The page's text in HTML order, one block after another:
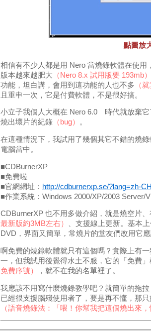
點圖放
相信有不少人都是用 Nero 當燒錄軟體在使
版本越來越肥大 （Nero 8.x 試用版要 193mb）
功能，坦白講，會用到這功能的人也不多 （
且重申一次，它是付費軟體，不是很好搞。
小立子我個人大概在 Nero 6.0 時代就放棄
燒出壞片的紀錄 （bug） 。
在這種情況下，我試用了幾個其它不錯的燒
電腦當中。
■CDBurnerXP
■免費啦
■官網網址： http://cdburnerxp.se/?lang=zh-
■作業系統：Windows 2000/XP/2003 Server/
CDBurnerXP 也不用多做介紹，就是燒空片
最新版約3MB左右）
、支援線上更新。基本
DVD，界面又簡單，常燒片的堂友們改用它
啊免費的燒錄軟體就只有這個嗎？實際上有
一，但我試用後覺得水土不服，它的「免費
免費序號）
，就不在我的名單裡了。
我應該不用寫什麼燒錄教學吧？就簡單的拖
已經很支援腦殘使用者了，要是再不懂，那
（語音燒錄法：「喂！你幫我把這個燒出來